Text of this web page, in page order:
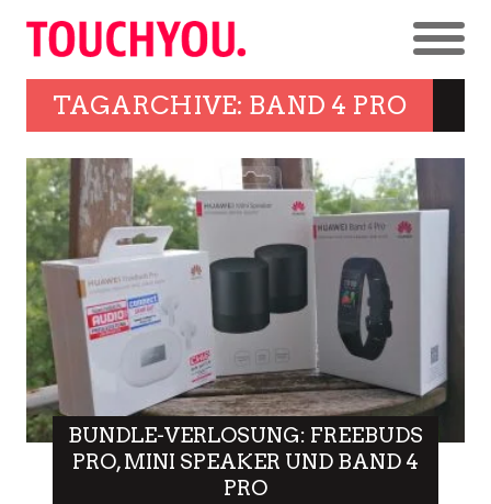
TAGARCHIVE: BAND 4 PRO
BUNDLE-VERLOSUNG: FREEBUDS
PRO, MINI SPEAKER UND BAND 4
PRO